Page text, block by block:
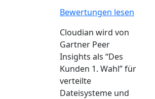
Bewertungen lesen
Cloudian wird von
Gartner Peer
Insights als “Des
Kunden 1. Wahl” für
verteilte
Dateisysteme und